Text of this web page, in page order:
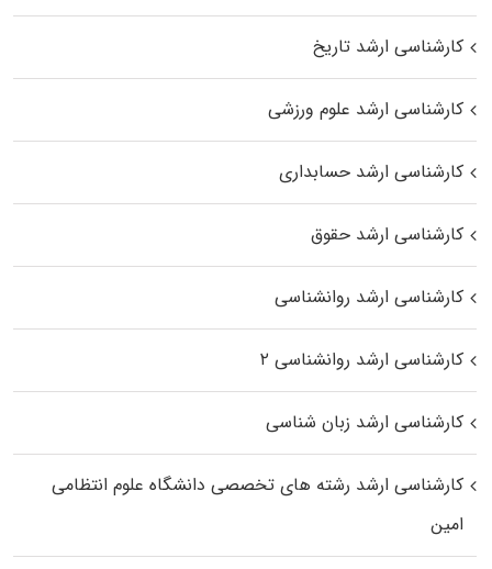
کارشناسی ارشد تاریخ
کارشناسی ارشد علوم ورزشی
کارشناسی ارشد حسابداری
کارشناسی ارشد حقوق
کارشناسی ارشد روانشناسی
کارشناسی ارشد روانشناسی ۲
کارشناسی ارشد زبان شناسی
کارشناسی ارشد رﺷﺘﻪ ﻫﺎی تخصصی داﻧﺸﮕﺎه ﻋﻠﻮم انتظامی
اﻣﻴﻦ